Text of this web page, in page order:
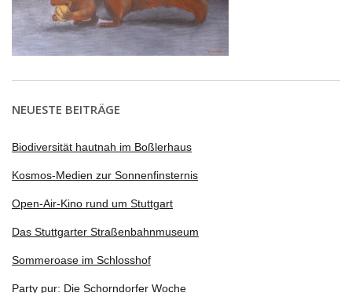
NEUESTE BEITRÄGE
Biodiversität hautnah im Boßlerhaus
Kosmos-Medien zur Sonnenfinsternis
Open-Air-Kino rund um Stuttgart
Das Stuttgarter Straßenbahnmuseum
Sommeroase im Schlosshof
Party pur: Die Schorndorfer Woche